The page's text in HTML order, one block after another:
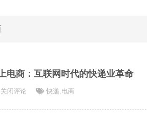
电商：互联网时代的快递业革命
闭评论 快递,电商